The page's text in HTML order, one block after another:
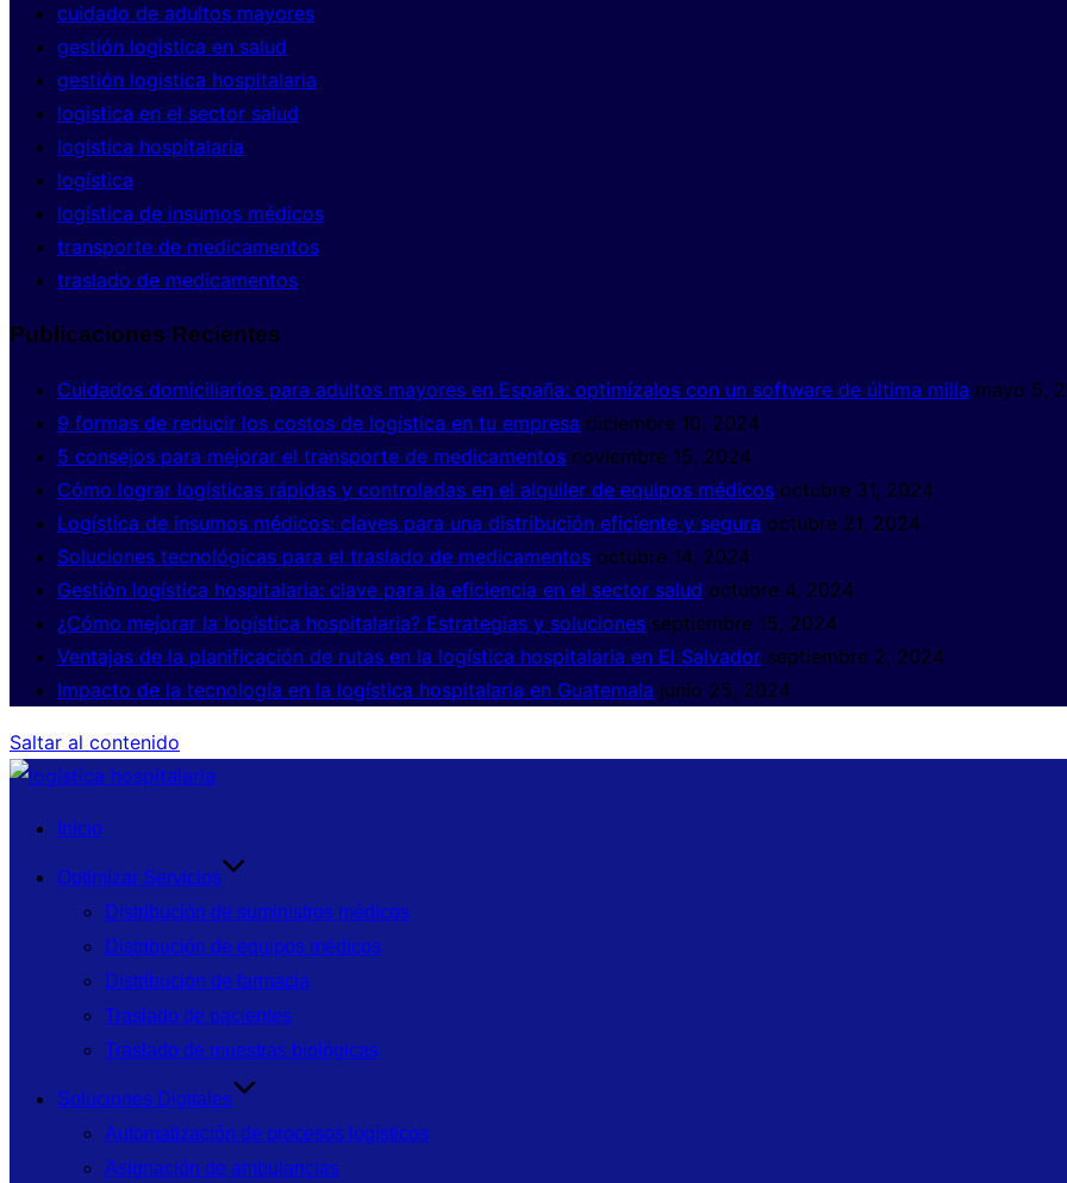
cuidado de adultos mayores
gestión logistica en salud
gestión logistica hospitalaria
logistica en el sector salud
logistica hospitalaria
logística
logística de insumos médicos
transporte de medicamentos
traslado de medicamentos
Publicaciones Recientes
Cuidados domiciliarios para adultos mayores en España: optimízalos con un software de última milla mayo 5,
9 formas de reducir los costos de logística en tu empresa diciembre 10, 2024
5 consejos para mejorar el transporte de medicamentos noviembre 15, 2024
Cómo lograr logísticas rápidas y controladas en el alquiler de equipos médicos octubre 31, 2024
Logística de insumos médicos: claves para una distribución eficiente y segura octubre 21, 2024
Soluciones tecnológicas para el traslado de medicamentos octubre 14, 2024
Gestión logística hospitalaria: clave para la eficiencia en el sector salud octubre 4, 2024
¿Cómo mejorar la logística hospitalaria? Estrategias y soluciones septiembre 15, 2024
Ventajas de la planificación de rutas en la logística hospitalaria en El Salvador septiembre 2, 2024
Impacto de la tecnología en la logística hospitalaria en Guatemala junio 25, 2024
Saltar al contenido
Inicio
Optimizar Servicios
Distribución de suministros médicos
Distribución de equipos médicos
Distribución de farmacia
Traslado de pacientes
Traslado de muestras biológicas
Soluciones Digitales
Automatización de procesos logísticos
Asignación de ambulancias